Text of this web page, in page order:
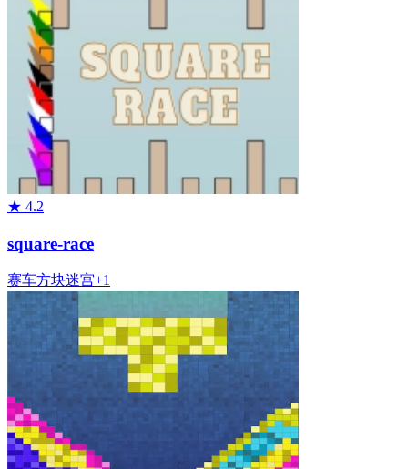
★ 4.2
square-race
赛车方块迷宫+1